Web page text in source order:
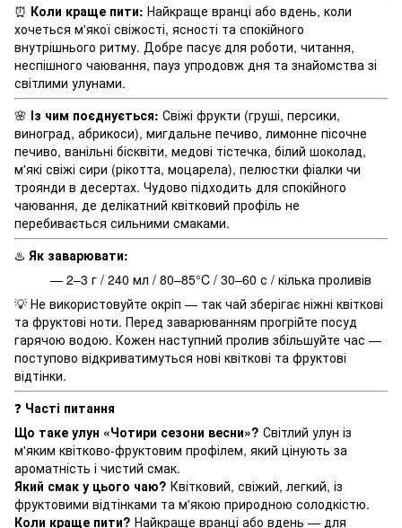
⏰ Коли краще пити: Найкраще вранці або вдень, коли
хочеться м'якої свіжості, ясності та спокійного
внутрішнього ритму. Добре пасує для роботи, читання,
неспішного чаювання, пауз упродовж дня та знайомства зі
світлими улунами.
🌸 Із чим поєднується: Свіжі фрукти (груші, персики,
виноград, абрикоси), мигдальне печиво, лимонне пісочне
печиво, ванільні бісквіти, медові тістечка, білий шоколад,
м'які свіжі сири (рікотта, моцарела), пелюстки фіалки чи
троянди в десертах. Чудово підходить для спокійного
чаювання, де делікатний квітковий профіль не
перебивається сильними смаками.
♨️ Як заварювати:
— 2–3 г / 240 мл / 80–85°C / 30–60 с / кілька проливів
💡 Не використовуйте окріп — так чай зберігає ніжні квіткові
та фруктові ноти. Перед заварюванням прогрійте посуд
гарячою водою. Кожен наступний пролив збільшуйте час —
поступово відкриватимуться нові квіткові та фруктові
відтінки.
❓ Часті питання
Що таке улун «Чотири сезони весни»? Світлий улун із
м'яким квітково-фруктовим профілем, який цінують за
ароматність і чистий смак.
Який смак у цього чаю? Квітковий, свіжий, легкий, із
фруктовими відтінками та м'якою природною солодкістю.
Коли краще пити? Найкраще вранці або вдень — для